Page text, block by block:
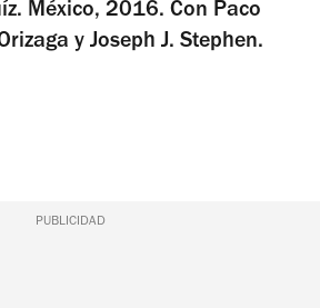
México, 2016. Con Paco
y Joseph J. Stephen.
PUBLICIDAD